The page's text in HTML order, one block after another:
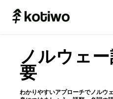
ノルウェ
要
わかりやすいアプローチでノルウ